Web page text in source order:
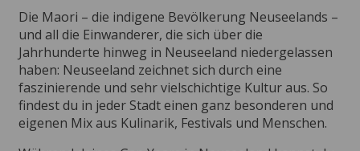
Die Maori – die indigene Bevölkerung Neuseelands –
und all die Einwanderer, die sich über die
Jahrhunderte hinweg in Neuseeland niedergelassen
haben: Neuseeland zeichnet sich durch eine
faszinierende und sehr vielschichtige Kultur aus. So
findest du in jeder Stadt einen ganz besonderen und
eigenen Mix aus Kulinarik, Festivals und Menschen.